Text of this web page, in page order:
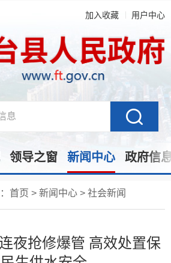
加入收藏 用户中心
领导之窗 新闻中心 政府信
首页 > 新闻中心 > 社会新闻
夜抢修爆管 高效处置保